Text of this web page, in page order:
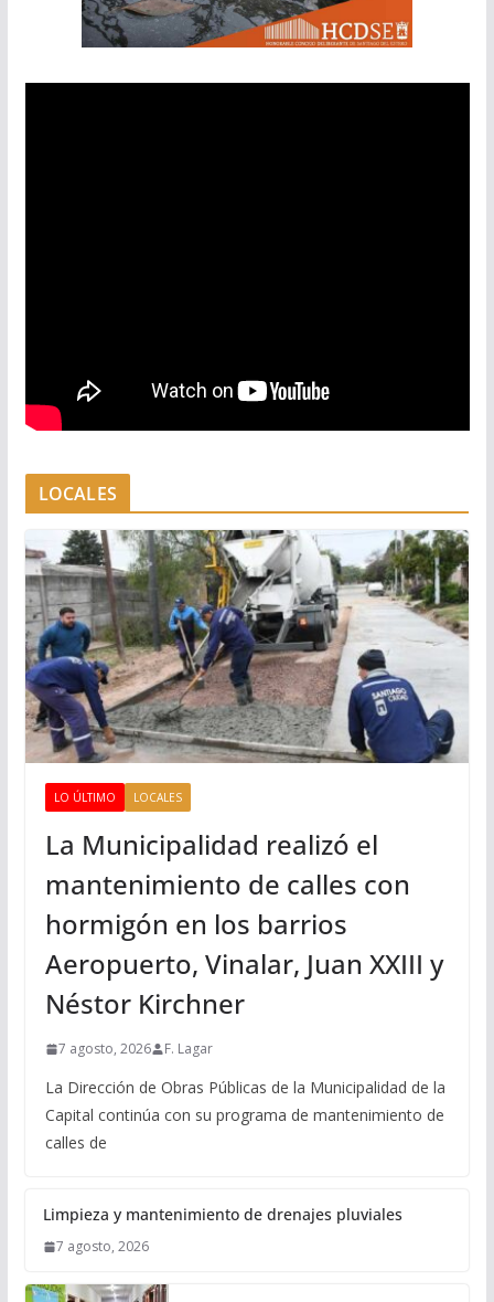
LOCALES
LO ÚLTIMO LOCALES
La Municipalidad realizó el
mantenimiento de calles con
hormigón en los barrios
Aeropuerto, Vinalar, Juan XXIII y
Néstor Kirchner
7 agosto, 2026 F. Lagar
La Dirección de Obras Públicas de la Municipalidad de la
Capital continúa con su programa de mantenimiento de
calles de
Limpieza y mantenimiento de drenajes pluviales
7 agosto, 2026